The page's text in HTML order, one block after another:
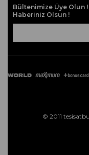
Bültenimize Üye Olun
Haberiniz Olsun !
© 2011